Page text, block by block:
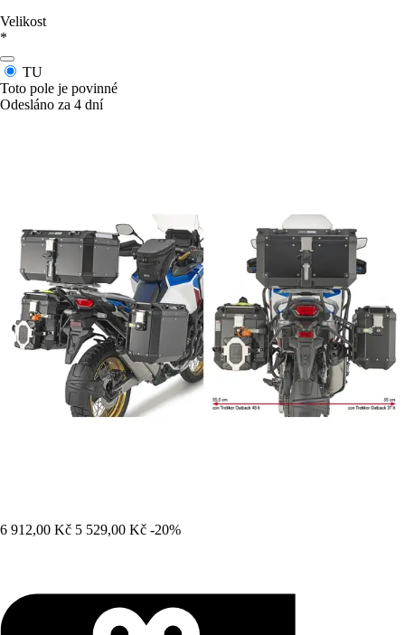
Velikost
*
TU
Toto pole je povinné
Odesláno za 4 dní
6 912,00 Kč 5 529,00 Kč -20%